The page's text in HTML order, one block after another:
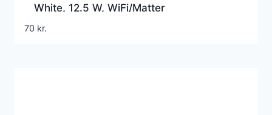
White, 12.5 W, WiFi/Matter
70 kr.